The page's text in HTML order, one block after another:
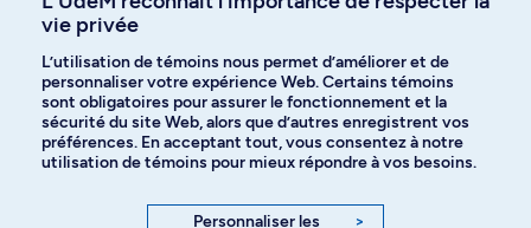
Langues
Facebook Instagram
YouTube
vie privée
L’utilisation de témoins nous permet d’améliorer et de
personnaliser votre expérience Web. Certains témoins
sont obligatoires pour assurer le fonctionnement et la
sécurité du site Web, alors que d’autres enregistrent vos
préférences. En acceptant tout, vous consentez à notre
utilisation de témoins pour mieux répondre à vos besoins.
Personnaliser les >